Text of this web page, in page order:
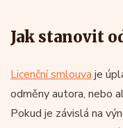
Jak stanovit
Licenční smlouva je
odměny autora, nebo
Pokud je závislá na